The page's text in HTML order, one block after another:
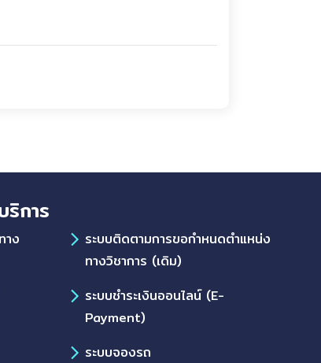
ริการ
าง
ระบบติดตามการขอกำหนดตำแหน่ง
ทางวิชาการ (เดิม)
ระบบชำระเงินออนไลน์ (E-
Payment)
ระบบจองรถ